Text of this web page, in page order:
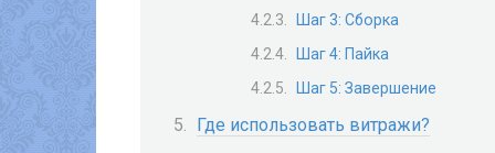
Шаг 3: Сборка
Шаг 4: Пайка
Шаг 5: Завершение
Где использовать витражи?